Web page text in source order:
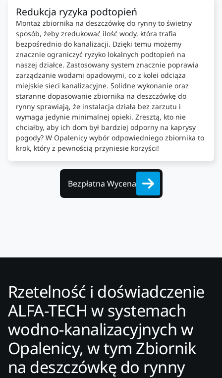
Redukcja ryzyka podtopień
Montaż zbiornika na deszczówkę do rynny to świetny
sposób, żeby zredukować ilość wody, która trafia
bezpośrednio do kanalizacji. Dzięki temu możemy
znacznie ograniczyć ryzyko lokalnych podtopień na
naszej działce. Zastosowany system znacznie poprawia
zarządzanie wodami opadowymi, co z kolei odciąża
miejskie sieci kanalizacyjne. Solidne wykonanie oraz
staranne dopasowanie zbiornika na deszczówkę do
rynny sprawiają, że instalacja działa bez zarzutu i
wymaga jedynie minimalnej opieki. Zresztą, kto nie
chciałby, aby ich dom był bardziej odporny na kaprysy
pogody? W Opalenicy wybór odpowiedniego zbiornika to
krok, który z pewnością przyniesie korzyści!
Bezpłatna Wycena
Rzetelność i doświadczenie
ALFA-TECH w systemach
wodno-kanalizacyjnych w
Opalenicy, w tym Zbiornik
na deszczówkę do rynny